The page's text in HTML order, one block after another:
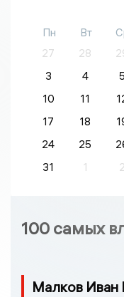
Пн Вт
27
28
3
4 5
10
11
17
18
24
25
31
1 2
100 самых
Малков Иван